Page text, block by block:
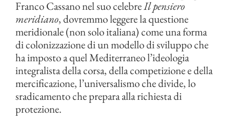
Franco Cassano nel suo celebreIl pensiero
meridiano, dovremmo leggere la questione
meridionale (non solo italiana) come una forma
di colonizzazione di un modello di sviluppo che
ha imposto a quel Mediterraneo l’ideologia
integralista della corsa, della competizione e della
mercificazione, l’universalismo che divide, lo
sradicamento che prepara alla richiesta di
protezione.